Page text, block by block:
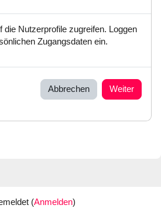
die Nutzerprofile zugreifen. Loggen
Zugangsdaten ein.
Abbrechen Weiter
(Anmelden)